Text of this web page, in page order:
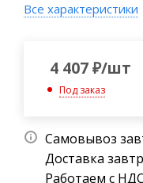
Все характеристики
4 407₽/шт
Под заказ
Самовывоз
Доставка
Работаем с